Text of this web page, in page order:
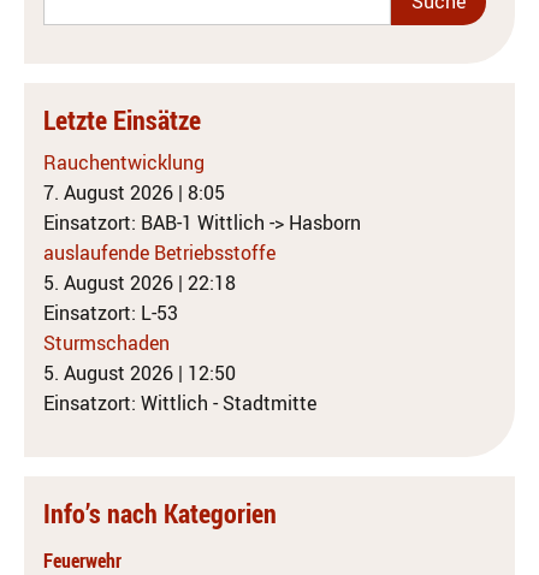
Letzte Einsätze
Rauchentwicklung
7. August 2026 | 8:05
Einsatzort: BAB-1 Wittlich -> Hasborn
auslaufende Betriebsstoffe
5. August 2026 | 22:18
Einsatzort: L-53
Sturmschaden
5. August 2026 | 12:50
Einsatzort: Wittlich - Stadtmitte
Info’s nach Kategorien
Feuerwehr